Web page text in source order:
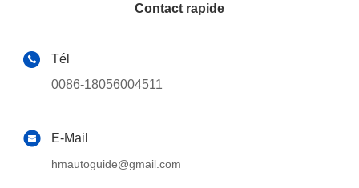
Contact rapide
Tél
0086-18056004511
E-Mail
hmautoguide@gmail.com